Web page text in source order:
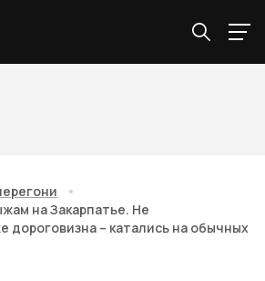
•
на Закарпатье. Не
дороговизна – катались на обычных